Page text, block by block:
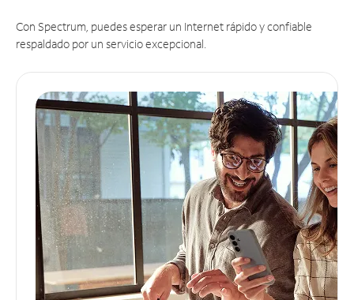
Con Spectrum, puedes esperar un Internet rápido y confiable
respaldado por un servicio excepcional.